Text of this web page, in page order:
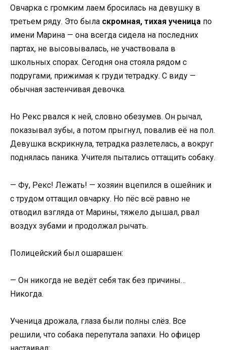
Овчарка с громким лаем бросилась на девушку в
третьем ряду. Это была скромная, тихая ученица по
имени Марина — она всегда сидела на последних
партах, не высовывалась, не участвовала в
школьных спорах. Сегодня она стояла рядом с
подругами, прижимая к груди тетрадку. С виду —
обычная застенчивая девочка.
Но Рекс рвался к ней, словно обезумев. Он рычал,
показывал зубы, а потом прыгнул, повалив её на пол.
Девушка вскрикнула, тетрадка разлетелась, а вокруг
поднялась паника. Учителя пытались оттащить собаку.
— Фу, Рекс! Лежать! — хозяин вцепился в ошейник и
с трудом оттащил овчарку. Но пёс всё равно не
отводил взгляда от Марины, тяжело дышал, рвал
воздух зубами и продолжал рычать.
Полицейский был ошарашен:
— Он никогда не ведёт себя так без причины…
Никогда.
Ученица дрожала, глаза были полны слёз. Все
решили, что собака перепутала запахи. Но офицер